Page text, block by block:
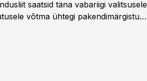
saatsid täna vabariigi valitsusele
võtma ühtegi pakendimärgistuse